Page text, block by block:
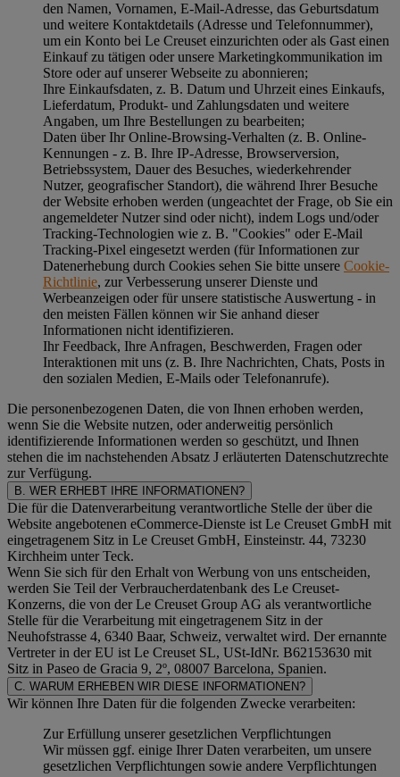
den Namen, Vornamen, E-Mail-Adresse, das Geburtsdatum
und weitere Kontaktdetails (Adresse und Telefonnummer),
um ein Konto bei Le Creuset einzurichten oder als Gast einen
Einkauf zu tätigen oder unsere Marketingkommunikation im
Store oder auf unserer Webseite zu abonnieren;
Ihre Einkaufsdaten, z. B. Datum und Uhrzeit eines Einkaufs,
Lieferdatum, Produkt- und Zahlungsdaten und weitere
Angaben, um Ihre Bestellungen zu bearbeiten;
Daten über Ihr Online-Browsing-Verhalten (z. B. Online-
Kennungen - z. B. Ihre IP-Adresse, Browserversion,
Betriebssystem, Dauer des Besuches, wiederkehrender
Nutzer, geografischer Standort), die während Ihrer Besuche
der Website erhoben werden (ungeachtet der Frage, ob Sie ein
angemeldeter Nutzer sind oder nicht), indem Logs und/oder
Tracking-Technologien wie z. B. "Cookies" oder E-Mail
Tracking-Pixel eingesetzt werden (für Informationen zur
Datenerhebung durch Cookies sehen Sie bitte unsere Cookie-
Richtlinie, zur Verbesserung unserer Dienste und
Werbeanzeigen oder für unsere statistische Auswertung - in
den meisten Fällen können wir Sie anhand dieser
Informationen nicht identifizieren.
Ihr Feedback, Ihre Anfragen, Beschwerden, Fragen oder
Interaktionen mit uns (z. B. Ihre Nachrichten, Chats, Posts in
den sozialen Medien, E-Mails oder Telefonanrufe).
Die personenbezogenen Daten, die von Ihnen erhoben werden,
wenn Sie die Website nutzen, oder anderweitig persönlich
identifizierende Informationen werden so geschützt, und Ihnen
stehen die im nachstehenden Absatz J erläuterten Datenschutzrechte
zur Verfügung.
B. WER ERHEBT IHRE INFORMATIONEN?
Die für die Datenverarbeitung verantwortliche Stelle der über die
Website angebotenen eCommerce-Dienste ist Le Creuset GmbH mit
eingetragenem Sitz in Le Creuset GmbH, Einsteinstr. 44, 73230
Kirchheim unter Teck.
Wenn Sie sich für den Erhalt von Werbung von uns entscheiden,
werden Sie Teil der Verbraucherdatenbank des Le Creuset-
Konzerns, die von der Le Creuset Group AG als verantwortliche
Stelle für die Verarbeitung mit eingetragenem Sitz in der
Neuhofstrasse 4, 6340 Baar, Schweiz, verwaltet wird. Der ernannte
Vertreter in der EU ist Le Creuset SL, USt-IdNr. B62153630 mit
Sitz in Paseo de Gracia 9, 2º, 08007 Barcelona, Spanien.
C. WARUM ERHEBEN WIR DIESE INFORMATIONEN?
Wir können Ihre Daten für die folgenden Zwecke verarbeiten:
Zur Erfüllung unserer gesetzlichen Verpflichtungen
Wir müssen ggf. einige Ihrer Daten verarbeiten, um unsere
gesetzlichen Verpflichtungen sowie andere Verpflichtungen